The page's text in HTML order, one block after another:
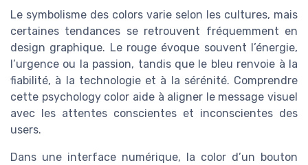
Le symbolisme des colors varie selon les cultures, mais
certaines tendances se retrouvent fréquemment en
design graphique. Le rouge évoque souvent l’énergie,
l’urgence ou la passion, tandis que le bleu renvoie à la
fiabilité, à la technologie et à la sérénité. Comprendre
cette psychology color aide à aligner le message visuel
avec les attentes conscientes et inconscientes des
users.
Dans une interface numérique, la color d’un bouton